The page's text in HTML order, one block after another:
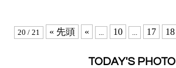
20 / 21 « 先頭 « ... 10 ... 17 18
TODAY'S PHOTO